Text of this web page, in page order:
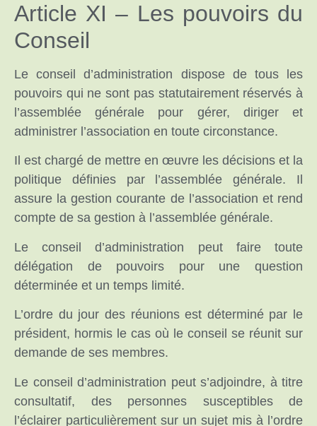
Article XI – Les pouvoirs du
Conseil
Le conseil d’administration dispose de tous les
pouvoirs qui ne sont pas statutairement réservés à
l’assemblée générale pour gérer, diriger et
administrer l’association en toute circonstance.
Il est chargé de mettre en œuvre les décisions et la
politique définies par l’assemblée générale. Il
assure la gestion courante de l’association et rend
compte de sa gestion à l’assemblée générale.
Le conseil d’administration peut faire toute
délégation de pouvoirs pour une question
déterminée et un temps limité.
L’ordre du jour des réunions est déterminé par le
président, hormis le cas où le conseil se réunit sur
demande de ses membres.
Le conseil d’administration peut s’adjoindre, à titre
consultatif, des personnes susceptibles de
l’éclairer particulièrement sur un sujet mis à l’ordre